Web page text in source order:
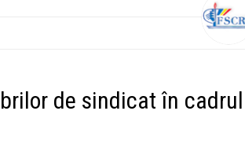
de sindicat în cadrul